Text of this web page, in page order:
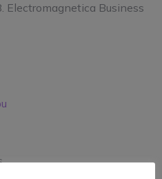
Electromagnetica Business